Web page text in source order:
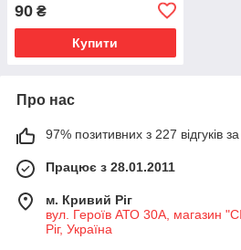
мм) різні кольори
90 ₴
Купити
Про нас
97% позитивних з 227 відгуків за
Працює з 28.01.2011
м. Кривий Ріг
вул. Героїв АТО 30А, магазин
Ріг, Україна